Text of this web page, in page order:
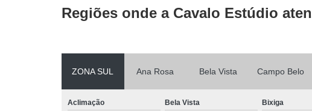
Regiões onde a Cavalo Estúdio
ZONA SUL Ana Rosa Bela Vista Campo Belo
Aclimação Bela Vista Bixiga